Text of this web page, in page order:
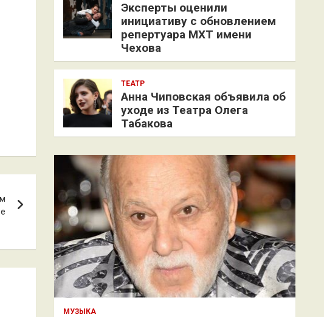
Эксперты оценили
инициативу с обновлением
репертуара МХТ имени
Чехова
ТЕАТР
Анна Чиповская объявила об
уходе из Театра Олега
Табакова
МУЗЫКА